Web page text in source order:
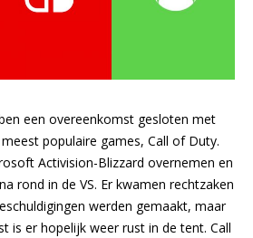
een overeenkomst gesloten met
populaire games, Call of Duty.
Activision-Blizzard overnemen en
rond in de VS. Er kwamen rechtzaken
werden gemaakt, maar
is er hopelijk weer rust in de tent. Call